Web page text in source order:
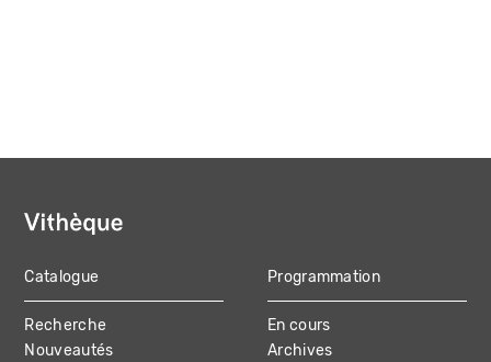
MAIN
NAVIGATION
Catalogue
Recherche
Nouveautés
Programmation
En cours
Archives